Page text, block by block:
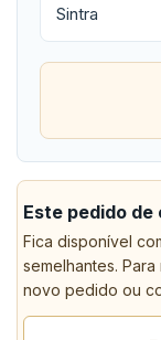
Sintra
Este pedido
Fica disponível
semelhantes.
novo pedido ou